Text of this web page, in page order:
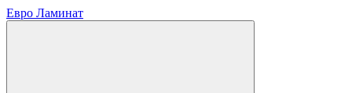
Евро Ламинат